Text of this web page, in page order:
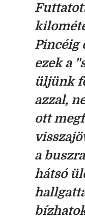
Pincéig
ezek a
üljünk
azzal,
ott
a
hátsó